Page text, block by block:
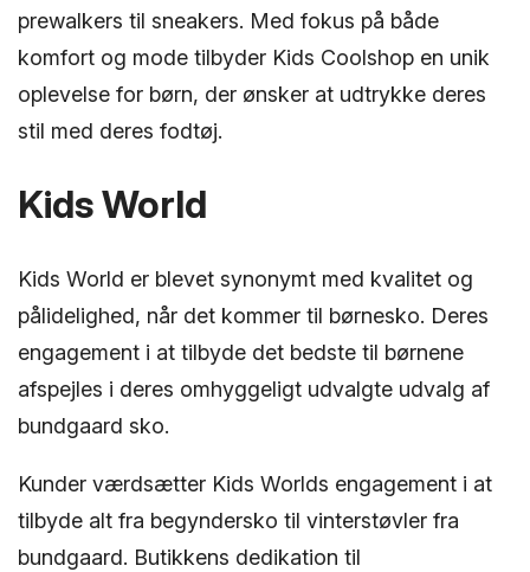
prewalkers til sneakers. Med fokus på både
komfort og mode tilbyder Kids Coolshop en unik
oplevelse for børn, der ønsker at udtrykke deres
stil med deres fodtøj.
Kids World
Kids World er blevet synonymt med kvalitet og
pålidelighed, når det kommer til børnesko. Deres
engagement i at tilbyde det bedste til børnene
afspejles i deres omhyggeligt udvalgte udvalg af
bundgaard sko.
Kunder værdsætter Kids Worlds engagement i at
tilbyde alt fra begyndersko til vinterstøvler fra
bundgaard. Butikkens dedikation til